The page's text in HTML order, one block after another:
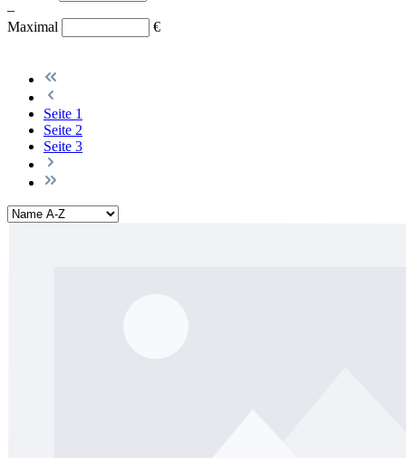
–
Maximal
€
Seite 1
Seite 2
Seite 3